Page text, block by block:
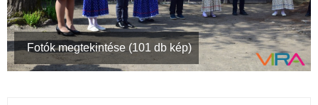
Fotók megtekintése (101 db kép)